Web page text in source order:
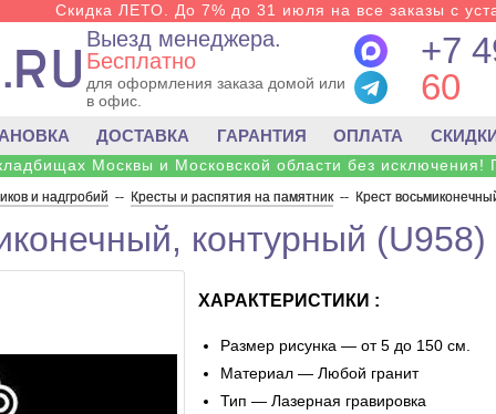
Скидка ЛЕТО. До 7% до 31 июля на все заказы с
Выезд менеджера.
Бесплатно
для оформления заказа домой или
в офис.
+7
60
ДОСТАВКА ГАРАНТИЯ ОПЛАТА
Москвы и Московской области без исключения!
и надгробий -- Кресты и распятия на памятник -- Крест
контурный (U958)
ХАРАКТЕРИСТИКИ :
Размер рисунка — от 5 до 150 см.
Материал — Любой гранит
Тип — Лазерная гравировка